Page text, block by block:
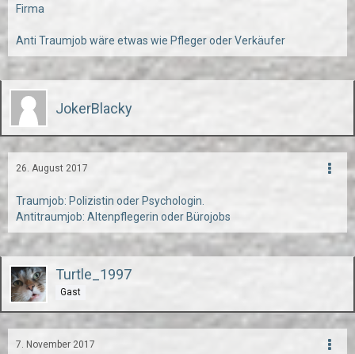
Firma
Anti Traumjob wäre etwas wie Pfleger oder Verkäufer
JokerBlacky
26. August 2017
Traumjob: Polizistin oder Psychologin.
Antitraumjob: Altenpflegerin oder Bürojobs
Turtle_1997
Gast
7. November 2017